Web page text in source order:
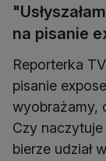
na pisanie
Reporterka
pisanie
wyobrażamy,
Czy
bierze udział